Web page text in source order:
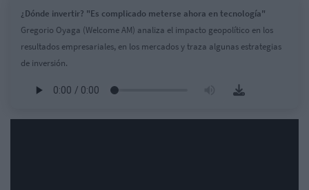
¿Dónde invertir? "Es complicado meterse ahora en tecnología"
Gregorio Oyaga (Welcome AM) analiza el impacto geopolítico en los
resultados empresariales, en los mercados y traza algunas estrategias
de inversión.